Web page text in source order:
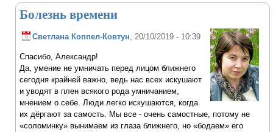
Болезнь времени
Светлана Коппел-Ковтун, 20/10/2019 - 10:39
Спасибо, Александр!
Да, умение не умничать перед лицом ближнего
сегодня крайней важно, ведь нас всех искушают
и уводят в плен всякого рода умничанием,
мнением о себе. Люди легко искушаются, когда
их дёргают за самость. Мы все - очень самостные, потому не
«соломинку» вынимаем из глаза ближнего, но «бодаем» его